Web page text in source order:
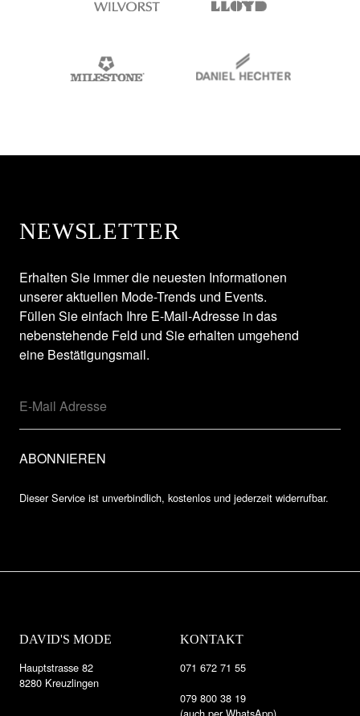
NEWSLETTER
Erhalten Sie immer die neuesten Informationen
unserer aktuellen Mode-Trends und Events.
Füllen Sie einfach Ihre E-Mail-Adresse in das
nebenstehende Feld und Sie erhalten umgehend
eine Bestätigungsmail.
Dieser Service ist unverbindlich, kostenlos und jederzeit widerrufbar.
DAVID'S MODE
Hauptstrasse 82
8280 Kreuzlingen
KONTAKT
071 672 71 55
079 800 38 19